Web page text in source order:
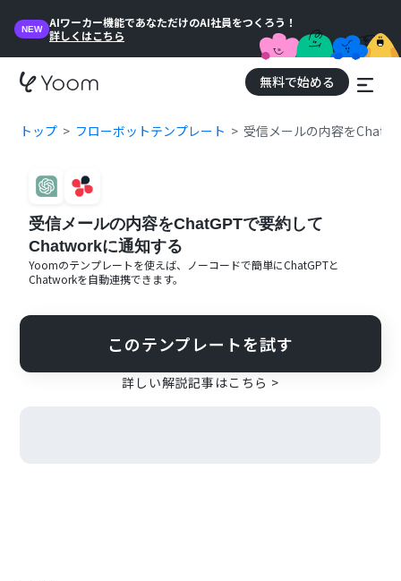
NEW
AIワーカー機能であなただけのAI社員をつくろう！
詳しくはこちら
無料で始める
トップ フローボットテンプレート 受信メールの内容を
受信メールの内容をChatGPTで要約して
Chatworkに通知する
Yoomのテンプレートを使えば、ノーコードで簡単にChatGPTと
Chatworkを自動連携できます。
このテンプレートを試す
詳しい解説記事はこちら >